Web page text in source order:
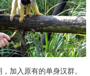
加入原有的单身汉群。